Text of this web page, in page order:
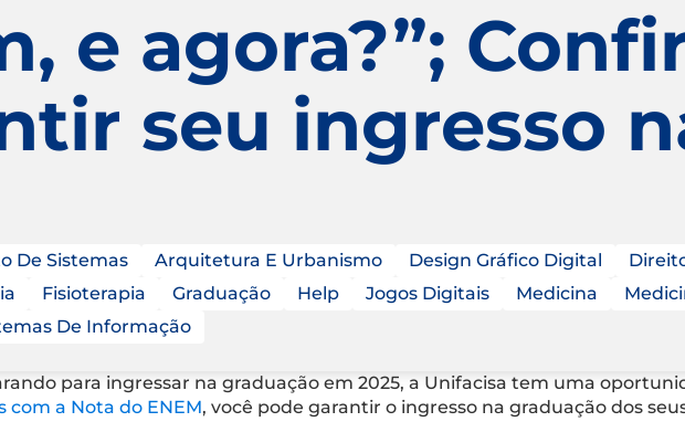
e agora?”;
seu ingresso
De Sistemas Arquitetura E Urbanismo Design Gráfico Digital
Fisioterapia Graduação Help Jogos Digitais Medicina
De Informação
para ingressar na graduação em 2025, a Unifacisa tem uma
com a Nota do ENEM, você pode garantir o ingresso na graduação dos